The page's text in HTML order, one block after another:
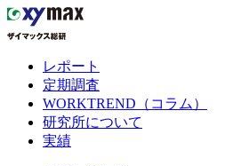
レポート
定期調査
WORKTREND（コラム）
研究所について
実績